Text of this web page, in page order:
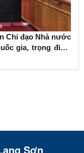
Chỉ đạo Nhà nước
gia, trọng điểm
Sơn